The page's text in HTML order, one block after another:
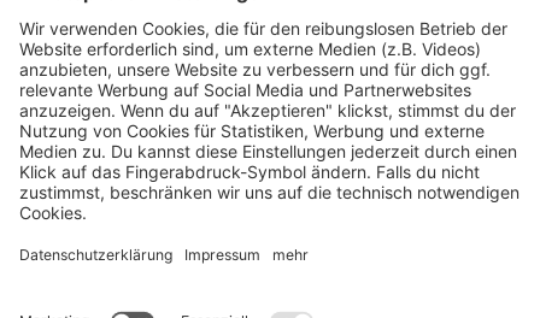
#schwartau
Youtube LinkedIn
Unternehmen
Instagram TikTok Facebook
Schwartau
Instagram TikTok Facebook
Instagram TikTok